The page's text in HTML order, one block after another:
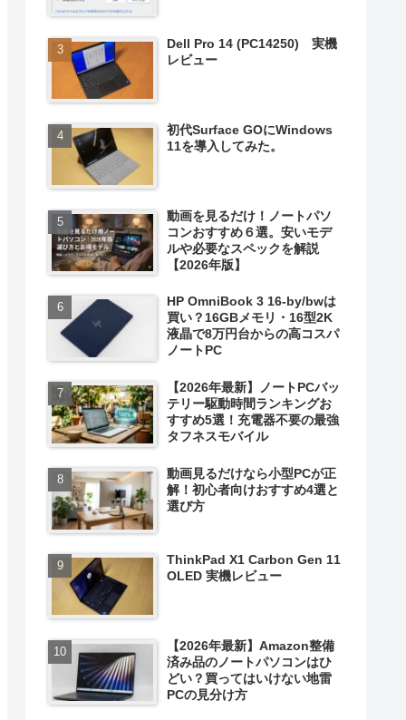
Dell Pro 14 (PC14250) 実機
レビュー
初代Surface GOにWindows
11を導入してみた。
動画を見るだけ！ノートパソ
コンおすすめ６選。安いモデ
ルや必要なスペックを解説
【2026年版】
HP OmniBook 3 16-by/bwは
買い？16GBメモリ・16型2K
液晶で8万円台からの高コスパ
ノートPC
【2026年最新】ノートPCバッ
テリー駆動時間ランキングお
すすめ5選！充電器不要の最強
タフネスモバイル
動画見るだけなら小型PCが正
解！初心者向けおすすめ4選と
選び方
ThinkPad X1 Carbon Gen 11
OLED 実機レビュー
【2026年最新】Amazon整備
済み品のノートパソコンはひ
どい？買ってはいけない地雷
PCの見分け方